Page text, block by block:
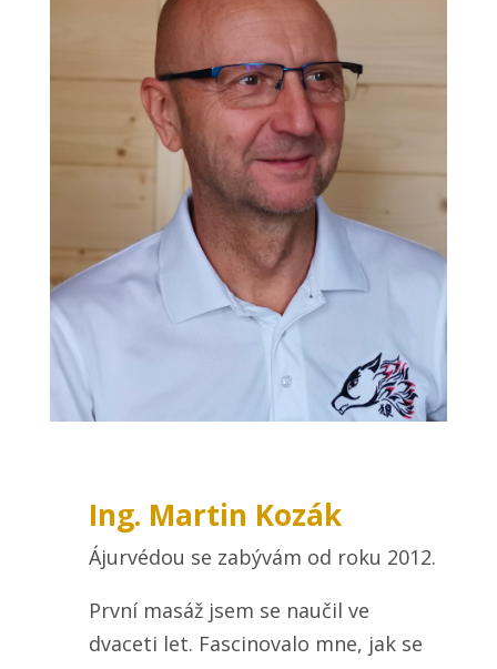
Ing. Martin Kozák
Ájurvédou se zabývám od roku 2012.
První masáž jsem se naučil ve
dvaceti let. Fascinovalo mne, jak se